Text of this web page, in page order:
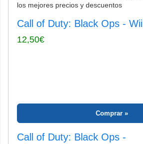
los mejores precios y descuentos
Call of Duty: Black Ops - Wii
12,50€
Comprar
Call of Duty: Black Ops -